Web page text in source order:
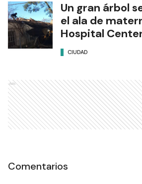
Un gran árbol
el ala de
Hospital
CIUDAD
Ads
Comentarios